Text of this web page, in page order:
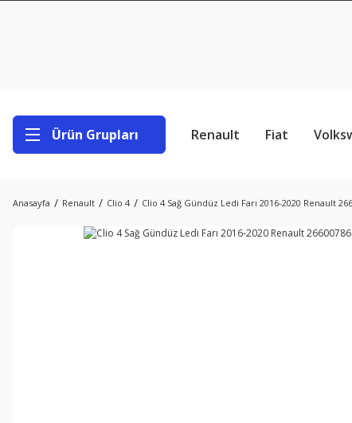
Ürün Grupları Renault Fiat
Anasayfa Renault Clio 4 Clio 4 Sağ Gündüz Ledi Farı 2016-2020 Renault